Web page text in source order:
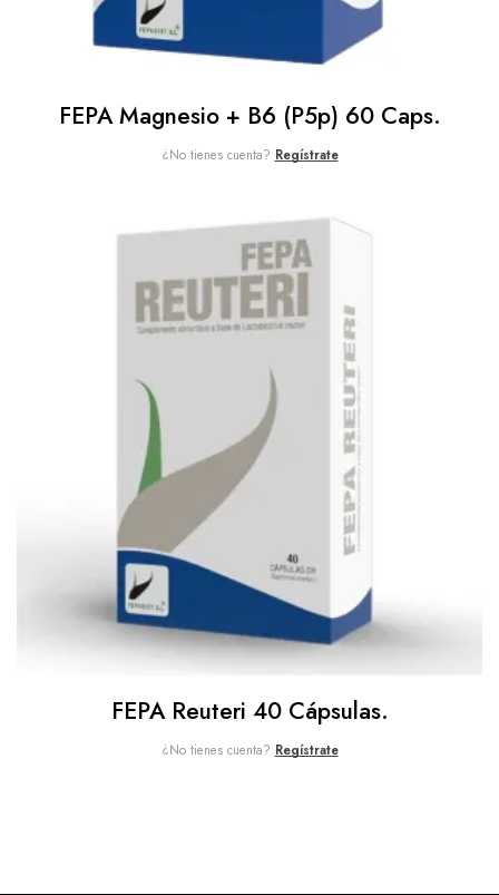
FEPA Magnesio + B6 (p5p) 60 Caps.
¿No tienes cuenta? Regístrate
FEPA Reuteri 40 Cápsulas.
¿No tienes cuenta? Regístrate